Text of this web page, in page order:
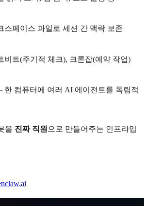
페이스 파일로 세션 간 맥락 보존
트(주기적 체크), 크론잡(예약 작업)
컴퓨터에 여러 AI 에이전트를 독립적
을 진짜 직원 으로 만들어주는 인프라입